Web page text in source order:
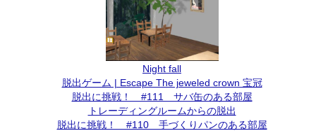
Night fall
脱出ゲーム | Escape The jeweled crown 宝冠
脱出に挑戦！ #111 サバ缶のある部屋
トレーディングルームからの脱出
脱出に挑戦！ #110 手づくりパンのある部屋